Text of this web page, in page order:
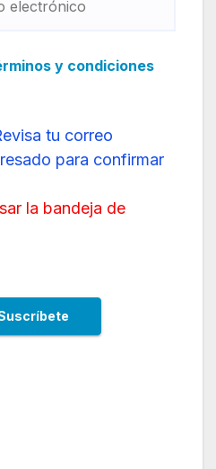
y condiciones
tu correo
para confirmar
la bandeja de